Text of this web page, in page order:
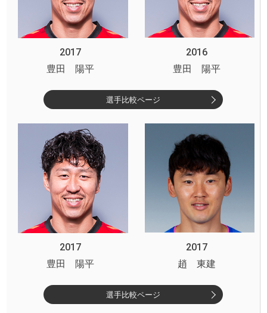
2017
2016
豊田 陽平
豊田 陽平
選手比較ページ
2017
2017
豊田 陽平
趙 東建
選手比較ページ